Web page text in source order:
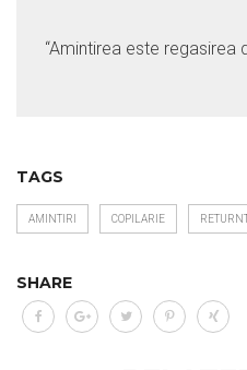
“Amintirea este regasirea
TAGS
AMINTIRI COPILARIE
SHARE